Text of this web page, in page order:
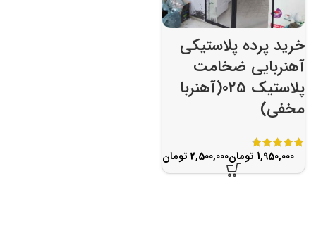
خرید پرده پلاستیکی
آهنربایی ضخامت
پلاستیک 025(آهنربا
مخفی)
تومان تومان